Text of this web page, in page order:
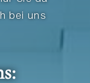
bei uns